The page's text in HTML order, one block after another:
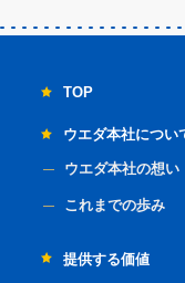
TOP
ウエダ本社につい
ウエダ本社の想い
これまでの歩み
提供する価値